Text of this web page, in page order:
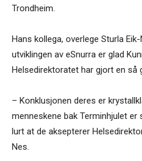
Trondheim.
Hans kollega, overlege Sturla
utviklingen av eSnurra er glad
Helsedirektoratet har gjort en så
– Konklusjonen deres er
menneskene bak Terminhjulet
lurt at de aksepterer
Nes.